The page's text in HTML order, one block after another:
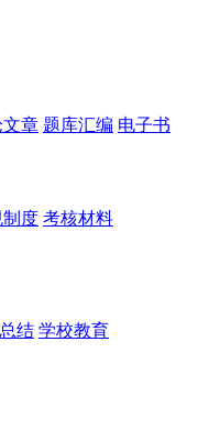
章 题库汇编 电子书
度 考核材料
结 学校教育